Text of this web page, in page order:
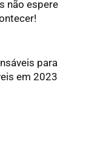
não espere
para
em 2023